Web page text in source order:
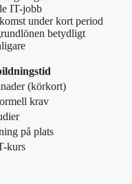
IT-jobb
under kort period
betydligt
(körkort)
krav
på plats
kurs